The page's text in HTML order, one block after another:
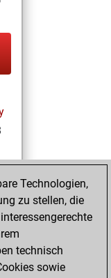
Technologien,
zu stellen, die
technisch
sowie